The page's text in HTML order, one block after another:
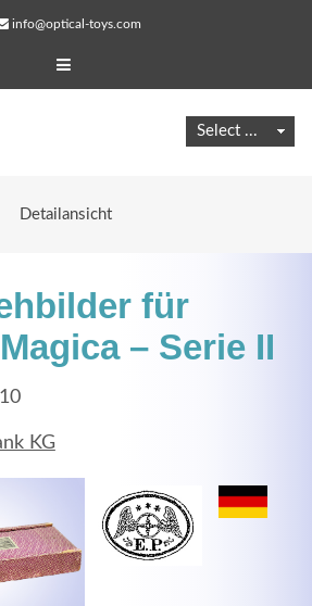
info@optical-toys.com
Detailansicht
für
– Serie II
KG
Web Projects
sit amet, consectetuer adipiscing
commodo ligula eget dolor.
MEHR INFOS